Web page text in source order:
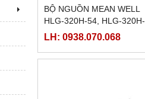
BỘ NGUỒN MEAN WELL
HLG-320H-54, HLG-320H-
54A, HLG-320H-54B, HLG-
LH: 0938.070.068